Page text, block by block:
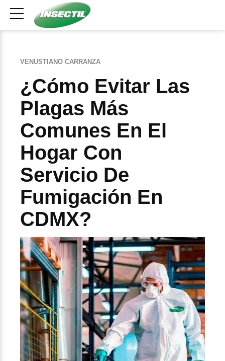
VENUSTIANO CARRANZA
¿Cómo Evitar Las
Plagas Más
Comunes En El
Hogar Con
Servicio De
Fumigación En
CDMX?